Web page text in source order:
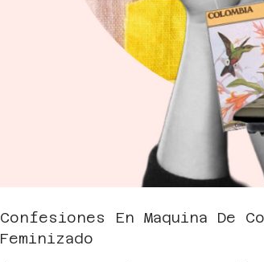
Confesiones En Maquina De
Feminizado